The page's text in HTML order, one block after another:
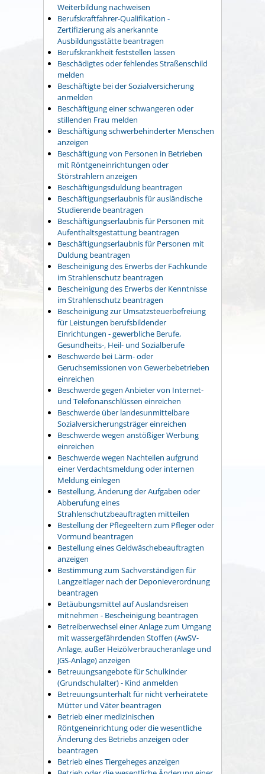
Weiterbildung nachweisen
Berufskraftfahrer-Qualifikation -
Zertifizierung als anerkannte
Ausbildungsstätte beantragen
Berufskrankheit feststellen lassen
Beschädigtes oder fehlendes Straßenschild
melden
Beschäftigte bei der Sozialversicherung
anmelden
Beschäftigung einer schwangeren oder
stillenden Frau melden
Beschäftigung schwerbehinderter Menschen
anzeigen
Beschäftigung von Personen in Betrieben
mit Röntgeneinrichtungen oder
Störstrahlern anzeigen
Beschäftigungsduldung beantragen
Beschäftigungserlaubnis für ausländische
Studierende beantragen
Beschäftigungserlaubnis für Personen mit
Aufenthaltsgestattung beantragen
Beschäftigungserlaubnis für Personen mit
Duldung beantragen
Bescheinigung des Erwerbs der Fachkunde
im Strahlenschutz beantragen
Bescheinigung des Erwerbs der Kenntnisse
im Strahlenschutz beantragen
Bescheinigung zur Umsatzsteuerbefreiung
für Leistungen berufsbildender
Einrichtungen - gewerbliche Berufe,
Gesundheits-, Heil- und Sozialberufe
Beschwerde bei Lärm- oder
Geruchsemissionen von Gewerbebetrieben
einreichen
Beschwerde gegen Anbieter von Internet-
und Telefonanschlüssen einreichen
Beschwerde über landesunmittelbare
Sozialversicherungsträger einreichen
Beschwerde wegen anstößiger Werbung
einreichen
Beschwerde wegen Nachteilen aufgrund
einer Verdachtsmeldung oder internen
Meldung einlegen
Bestellung, Änderung der Aufgaben oder
Abberufung eines
Strahlenschutzbeauftragten mitteilen
Bestellung der Pflegeeltern zum Pfleger oder
Vormund beantragen
Bestellung eines Geldwäschebeauftragten
anzeigen
Bestimmung zum Sachverständigen für
Langzeitlager nach der Deponieverordnung
beantragen
Betäubungsmittel auf Auslandsreisen
mitnehmen - Bescheinigung beantragen
Betreiberwechsel einer Anlage zum Umgang
mit wassergefährdenden Stoffen (AwSV-
Anlage, außer Heizölverbraucheranlage und
JGS-Anlage) anzeigen
Betreuungsangebote für Schulkinder
(Grundschulalter) - Kind anmelden
Betreuungsunterhalt für nicht verheiratete
Mütter und Väter beantragen
Betrieb einer medizinischen
Röntgeneinrichtung oder die wesentliche
Änderung des Betriebs anzeigen oder
beantragen
Betrieb eines Tiergeheges anzeigen